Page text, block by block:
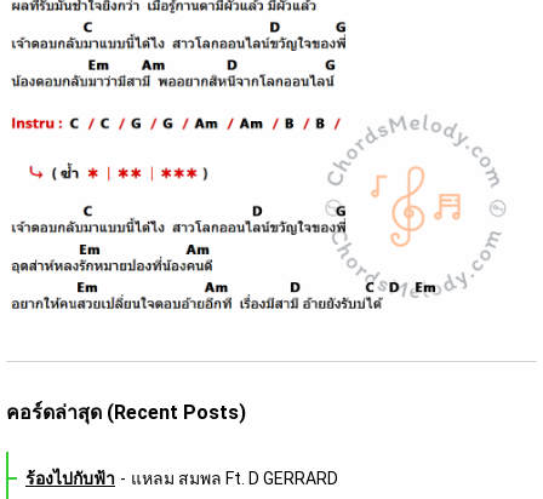
คอร์ดล่าสุด (Recent Posts)
ร้องไปกับฟ้า - แหลม สมพล Ft. D GERRARD